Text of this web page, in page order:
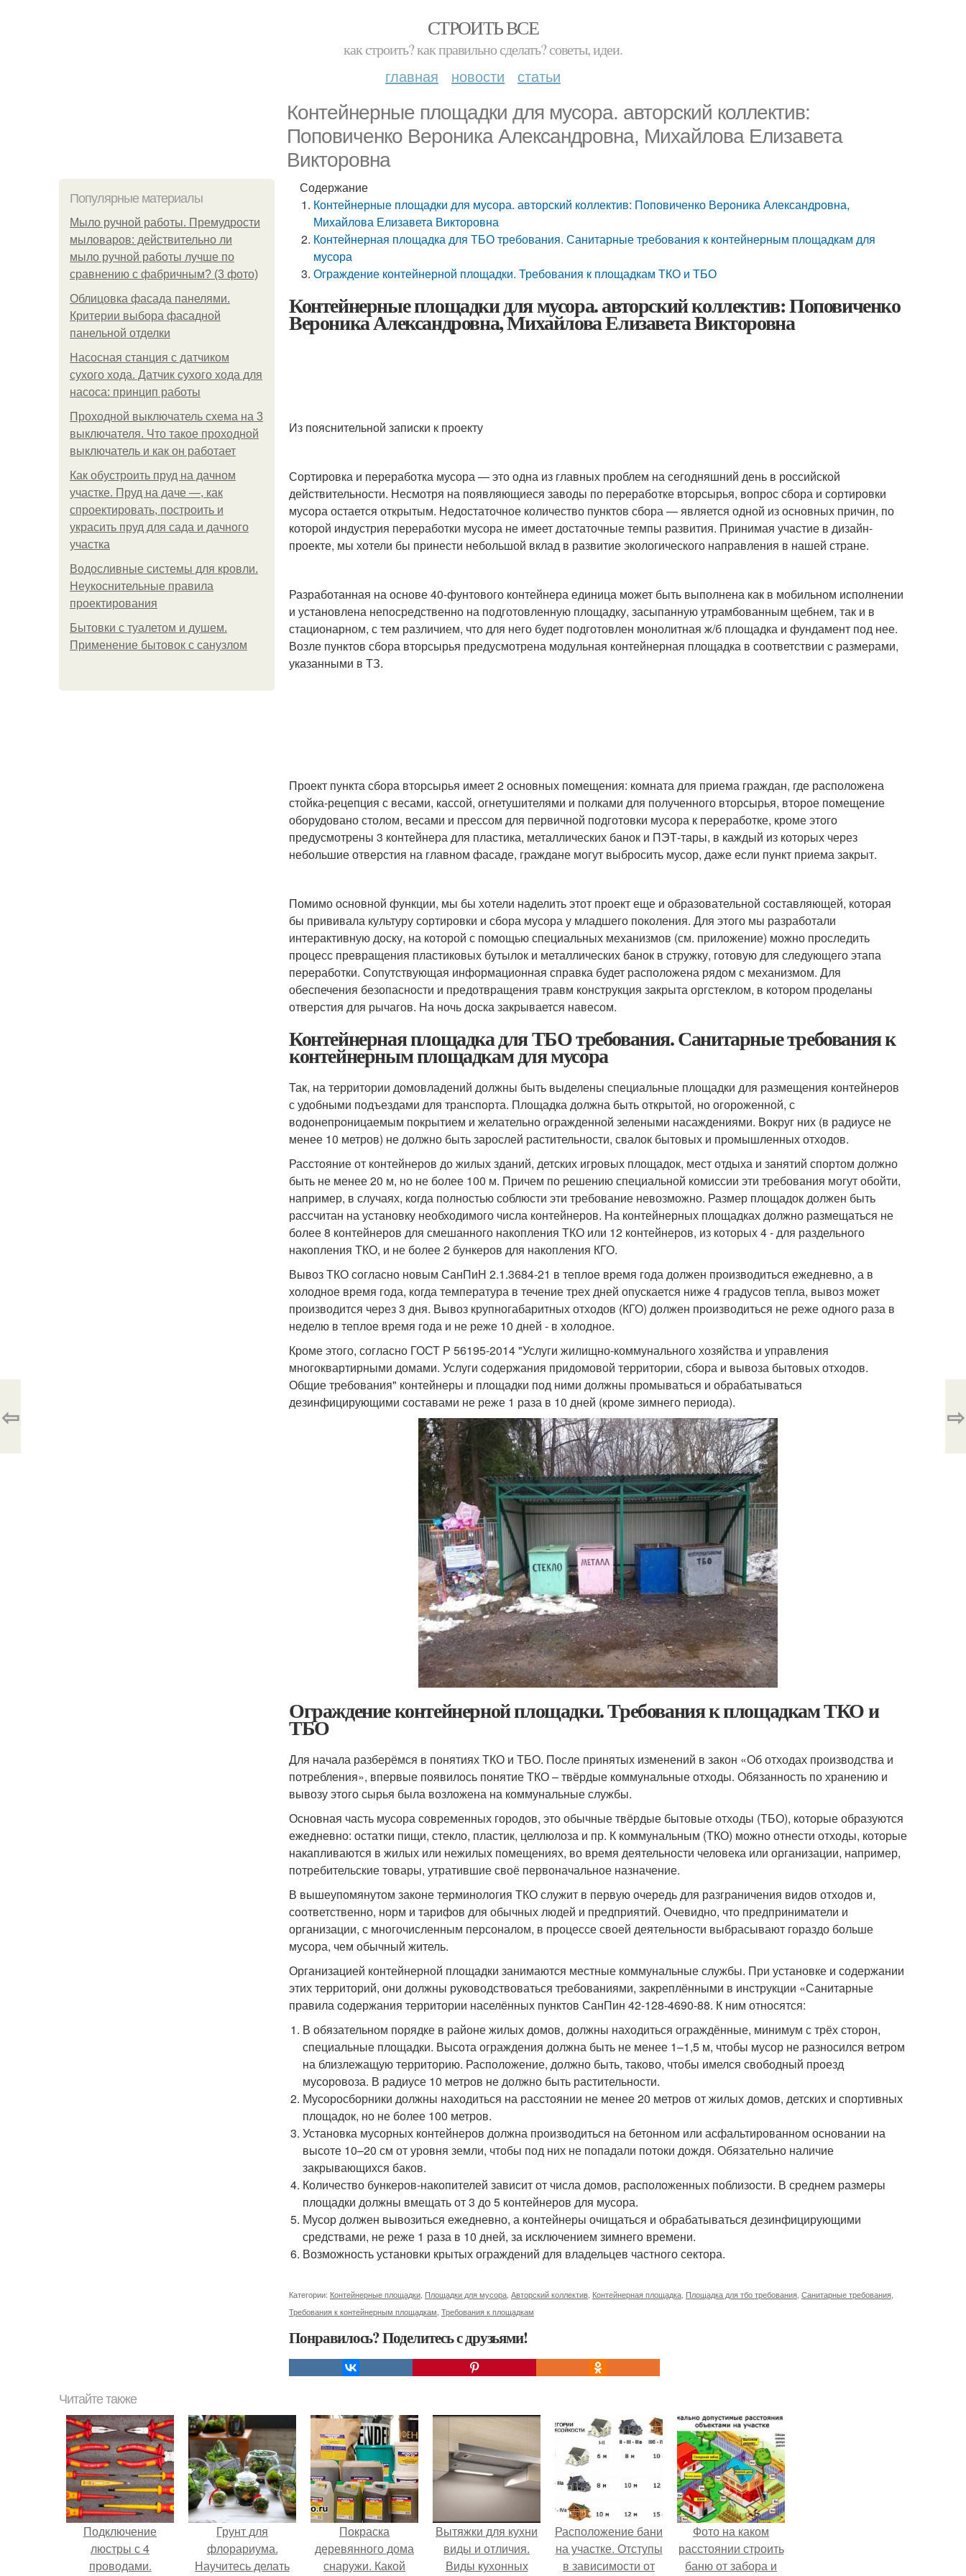
СТРОИТЬ ВСЕ
как строить? как правильно сделать? советы, идеи.
главная новости статьи
Контейнерные площадки для мусора. авторский коллектив:
Поповиченко Вероника Александровна, Михайлова Елизавета
Викторовна
Популярные материалы
Мыло ручной работы. Премудрости
мыловаров: действительно ли
мыло ручной работы лучше по
сравнению с фабричным? (3 фото)
Облицовка фасада панелями.
Критерии выбора фасадной
панельной отделки
Насосная станция с датчиком
сухого хода. Датчик сухого хода для
насоса: принцип работы
Проходной выключатель схема на 3
выключателя. Что такое проходной
выключатель и как он работает
Как обустроить пруд на дачном
участке. Пруд на даче —, как
спроектировать, построить и
украсить пруд для сада и дачного
участка
Водосливные системы для кровли.
Неукоснительные правила
проектирования
Бытовки с туалетом и душем.
Применение бытовок с санузлом
Содержание
Контейнерные площадки для мусора. авторский коллектив: Поповиченко Вероника Александровна,
Михайлова Елизавета Викторовна
Контейнерная площадка для ТБО требования. Санитарные требования к контейнерным площадкам для
мусора
Ограждение контейнерной площадки. Требования к площадкам ТКО и ТБО
Контейнерные площадки для мусора. авторский коллектив: Поповиченко
Вероника Александровна, Михайлова Елизавета Викторовна
Из пояснительной записки к проекту
Сортировка и переработка мусора — это одна из главных проблем на сегодняшний день в российской
действительности. Несмотря на появляющиеся заводы по переработке вторсырья, вопрос сбора и сортировки
мусора остается открытым. Недостаточное количество пунктов сбора — является одной из основных причин, по
которой индустрия переработки мусора не имеет достаточные темпы развития. Принимая участие в дизайн-
проекте, мы хотели бы принести небольшой вклад в развитие экологического направления в нашей стране.
Разработанная на основе 40-фунтового контейнера единица может быть выполнена как в мобильном исполнении
и установлена непосредственно на подготовленную площадку, засыпанную утрамбованным щебнем, так и в
стационарном, с тем различием, что для него будет подготовлен монолитная ж/б площадка и фундамент под нее.
Возле пунктов сбора вторсырья предусмотрена модульная контейнерная площадка в соответствии с размерами,
указанными в ТЗ.
Проект пункта сбора вторсырья имеет 2 основных помещения: комната для приема граждан, где расположена
стойка-рецепция с весами, кассой, огнетушителями и полками для полученного вторсырья, второе помещение
оборудовано столом, весами и прессом для первичной подготовки мусора к переработке, кроме этого
предусмотрены 3 контейнера для пластика, металлических банок и ПЭТ-тары, в каждый из которых через
небольшие отверстия на главном фасаде, граждане могут выбросить мусор, даже если пункт приема закрыт.
Помимо основной функции, мы бы хотели наделить этот проект еще и образовательной составляющей, которая
бы прививала культуру сортировки и сбора мусора у младшего поколения. Для этого мы разработали
интерактивную доску, на которой с помощью специальных механизмов (см. приложение) можно проследить
процесс превращения пластиковых бутылок и металлических банок в стружку, готовую для следующего этапа
переработки. Сопутствующая информационная справка будет расположена рядом с механизмом. Для
обеспечения безопасности и предотвращения травм конструкция закрыта оргстеклом, в котором проделаны
отверстия для рычагов. На ночь доска закрывается навесом.
Контейнерная площадка для ТБО требования. Санитарные требования к
контейнерным площадкам для мусора
Так, на территории домовладений должны быть выделены специальные площадки для размещения контейнеров
с удобными подъездами для транспорта. Площадка должна быть открытой, но огороженной, с
водонепроницаемым покрытием и желательно огражденной зелеными насаждениями. Вокруг них (в радиусе не
менее 10 метров) не должно быть зарослей растительности, свалок бытовых и промышленных отходов.
Расстояние от контейнеров до жилых зданий, детских игровых площадок, мест отдыха и занятий спортом должно
быть не менее 20 м, но не более 100 м. Причем по решению специальной комиссии эти требования могут обойти,
например, в случаях, когда полностью соблюсти эти требование невозможно. Размер площадок должен быть
рассчитан на установку необходимого числа контейнеров. На контейнерных площадках должно размещаться не
более 8 контейнеров для смешанного накопления ТКО или 12 контейнеров, из которых 4 - для раздельного
накопления ТКО, и не более 2 бункеров для накопления КГО.
Вывоз ТКО согласно новым СанПиН 2.1.3684-21 в теплое время года должен производиться ежедневно, а в
холодное время года, когда температура в течение трех дней опускается ниже 4 градусов тепла, вывоз может
производится через 3 дня. Вывоз крупногабаритных отходов (КГО) должен производиться не реже одного раза в
неделю в теплое время года и не реже 10 дней - в холодное.
Кроме этого, согласно ГОСТ Р 56195-2014 "Услуги жилищно-коммунального хозяйства и управления
многоквартирными домами. Услуги содержания придомовой территории, сбора и вывоза бытовых отходов.
Общие требования" контейнеры и площадки под ними должны промываться и обрабатываться
дезинфицирующими составами не реже 1 раза в 10 дней (кроме зимнего периода).
Ограждение контейнерной площадки. Требования к площадкам ТКО и
ТБО
Для начала разберёмся в понятиях ТКО и ТБО. После принятых изменений в закон «Об отходах производства и
потребления», впервые появилось понятие ТКО – твёрдые коммунальные отходы. Обязанность по хранению и
вывозу этого сырья была возложена на коммунальные службы.
Основная часть мусора современных городов, это обычные твёрдые бытовые отходы (ТБО), которые образуются
ежедневно: остатки пищи, стекло, пластик, целлюлоза и пр. К коммунальным (ТКО) можно отнести отходы, которые
накапливаются в жилых или нежилых помещениях, во время деятельности человека или организации, например,
потребительские товары, утратившие своё первоначальное назначение.
В вышеупомянутом законе терминология ТКО служит в первую очередь для разграничения видов отходов и,
соответственно, норм и тарифов для обычных людей и предприятий. Очевидно, что предприниматели и
организации, с многочисленным персоналом, в процессе своей деятельности выбрасывают гораздо больше
мусора, чем обычный житель.
Организацией контейнерной площадки занимаются местные коммунальные службы. При установке и содержании
этих территорий, они должны руководствоваться требованиями, закреплёнными в инструкции «Санитарные
правила содержания территории населённых пунктов СанПин 42-128-4690-88. К ним относятся:
В обязательном порядке в районе жилых домов, должны находиться ограждённые, минимум с трёх сторон,
специальные площадки. Высота ограждения должна быть не менее 1–1,5 м, чтобы мусор не разносился ветром
на близлежащую территорию. Расположение, должно быть, таково, чтобы имелся свободный проезд
мусоровоза. В радиусе 10 метров не должно быть растительности.
Мусоросборники должны находиться на расстоянии не менее 20 метров от жилых домов, детских и спортивных
площадок, но не более 100 метров.
Установка мусорных контейнеров должна производиться на бетонном или асфальтированном основании на
высоте 10–20 см от уровня земли, чтобы под них не попадали потоки дождя. Обязательно наличие
закрывающихся баков.
Количество бункеров-накопителей зависит от числа домов, расположенных поблизости. В среднем размеры
площадки должны вмещать от 3 до 5 контейнеров для мусора.
Мусор должен вывозиться ежедневно, а контейнеры очищаться и обрабатываться дезинфицирующими
средствами, не реже 1 раза в 10 дней, за исключением зимнего времени.
Возможность установки крытых ограждений для владельцев частного сектора.
Категории: Контейнерные площадки Площадки для мусора Авторский коллектив Контейнерная площадка Площадка для тбо требования Санитарные требования
Требования к контейнерным площадкам Требования к площадкам
Понравилось? Поделитесь с друзьями!
⇦ ⇨
Читайте также
Подключение
люстры с 4
проводами.
Грунт для
флорариума.
Научитесь делать
Покраска
деревянного дома
снаружи. Какой
Вытяжки для кухни
виды и отличия.
Виды кухонных
Расположение бани
на участке. Отступы
в зависимости от
Фото на каком
расстоянии строить
баню от забора и